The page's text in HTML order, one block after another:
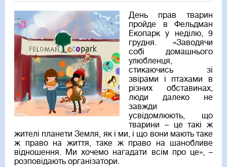
День прав тварин
пройде в Фельдман
Екопарк у неділю, 9
грудня. «Заводячи
собі домашнього
улюбленця,
стикаючись зі
звірами і птахами в
різних обставинах,
люди далеко не
завжди
усвідомлюють, що
тварини – це такі ж
жителі планети Земля, як і ми, і що вони мають таке
ж право на життя, таке ж право на шанобливе
відношення. Ми хочемо нагадати всім про це», –
розповідають організатори.